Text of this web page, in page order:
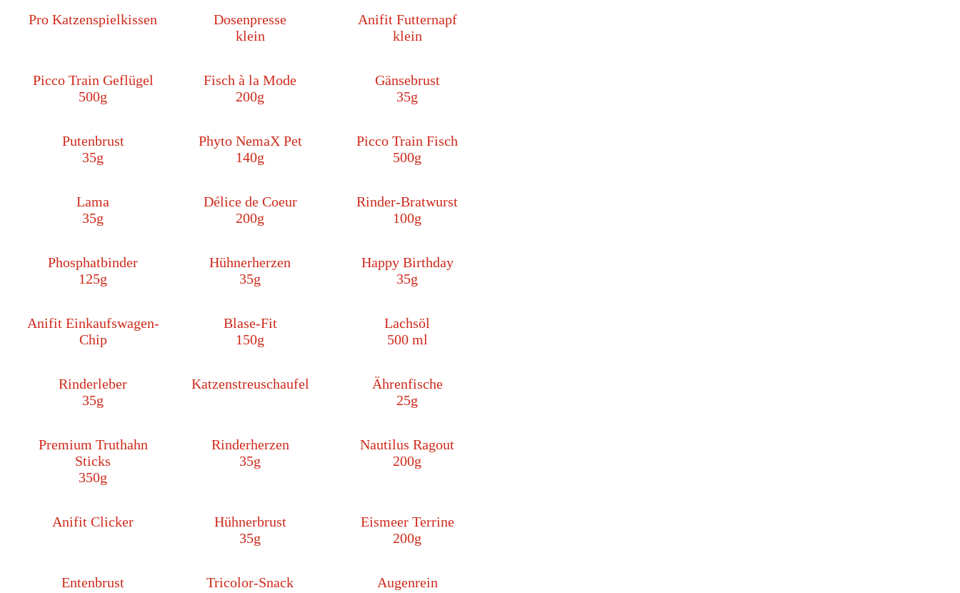
Pro Katzenspielkissen
Dosenpresse
klein
Anifit Futternapf
klein
Picco Train Geflügel
500g
Fisch à la Mode
200g
Gänsebrust
35g
Putenbrust
35g
Phyto NemaX Pet
140g
Picco Train Fisch
500g
Lama
35g
Délice de Coeur
200g
Rinder-Bratwurst
100g
Phosphatbinder
125g
Hühnerherzen
35g
Happy Birthday
35g
Anifit Einkaufswagen-
Chip
Blase-Fit
150g
Lachsöl
500 ml
Rinderleber
35g
Katzenstreuschaufel
Ährenfische
25g
Premium Truthahn
Sticks
350g
Rinderherzen
35g
Nautilus Ragout
200g
Anifit Clicker
Hühnerbrust
35g
Eismeer Terrine
200g
Entenbrust
Tricolor-Snack
Augenrein